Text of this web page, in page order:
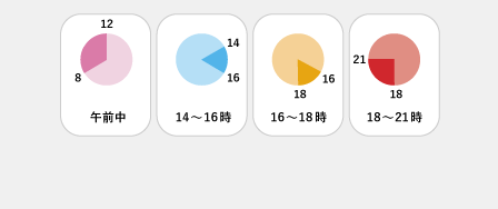
春服ファッション特集